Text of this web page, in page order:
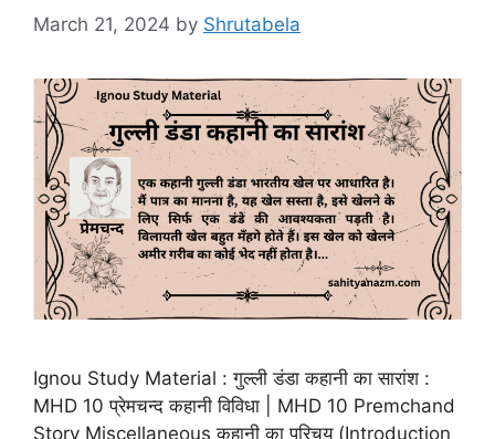
March 21, 2024 by Shrutabela
Ignou Study Material : गुल्ली डंडा कहानी का सारांश :
MHD 10 प्रेमचन्द कहानी विविधा | MHD 10 Premchand
Story Miscellaneous कहानी का परिचय (Introduction